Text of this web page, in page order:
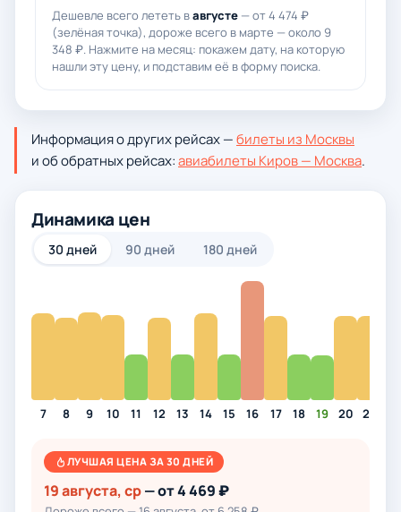
Дешевле всего лететь вавгусте — от 4 474 ₽
(зелёная точка), дороже всего в марте — около 9
348 ₽. Нажмите на месяц: покажем дату, на которую
нашли эту цену, и подставим её в форму поиска.
Информация о других рейсах —билеты из Москвы
и об обратных рейсах:авиабилеты Киров — Москва.
Динамика цен
30 дней 90 дней 180 дней
7 8 9 10 11 12 13 14 15 16 17 18 19 20 21
ЛУЧШАЯ ЦЕНА ЗА 30 ДНЕЙ
19 августа, ср— от 4 469 ₽